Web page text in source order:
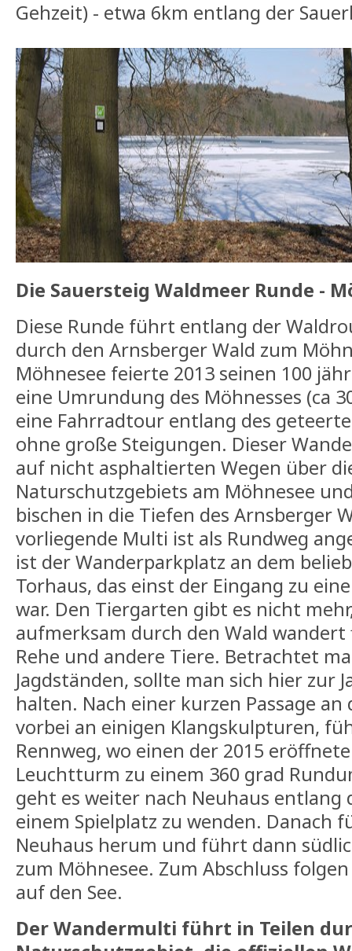
Gehzeit) - etwa 6km entlang der
Die Sauersteig Waldmeer Runde -
Diese Runde führt entlang der
durch den Arnsberger Wald zum
Möhnesee feierte 2013 seinen 100
eine Umrundung des Möhnesses (ca
eine Fahrradtour entlang des
ohne große Steigungen. Dieser
auf nicht asphaltierten Wegen über
Naturschutzgebiets am Möhnesee
bischen in die Tiefen des Arnsberger
vorliegende Multi ist als Rundweg
ist der Wanderparkplatz an dem
Torhaus, das einst der Eingang zu
war. Den Tiergarten gibt es nicht
aufmerksam durch den Wald wandert
Rehe und andere Tiere. Betrachtet
Jagdständen, sollte man sich hier zur
halten. Nach einer kurzen Passage an
vorbei an einigen Klangskulpturen,
Rennweg, wo einen der 2015
Leuchtturm zu einem 360 grad
geht es weiter nach Neuhaus entlang
einem Spielplatz zu wenden. Danach
Neuhaus herum und führt dann
zum Möhnesee. Zum Abschluss
auf den See.
Der Wandermulti führt in Teilen